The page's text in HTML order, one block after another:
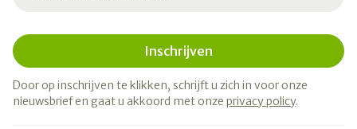
Inschrijven
Door op inschrijven te klikken, schrijft u zich in voor onze
nieuwsbrief en gaat u akkoord met onze privacy policy.